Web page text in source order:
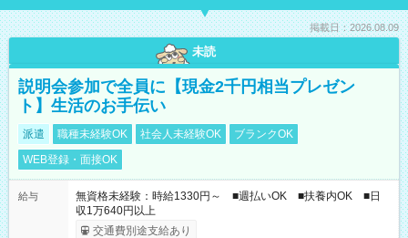
掲載日：2026.08.09
未読
説明会参加で全員に【現金2千円相当プレゼン
ト】生活のお手伝い
派遣 職種未経験OK 社会人未経験OK
ブランクOK
WEB登録・面接OK
給与
無資格未経験：時給1330円～ ■週払いOK ■扶養内OK ■日
収1万640円以上
交通費別途支給あり